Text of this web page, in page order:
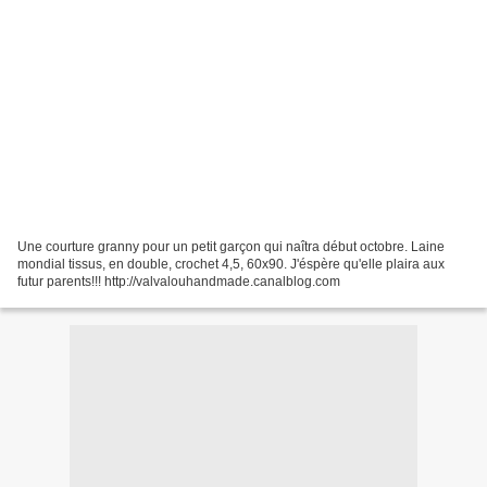
Une courture granny pour un petit garçon qui naîtra début octobre. Laine
mondial tissus, en double, crochet 4,5, 60x90. J'éspère qu'elle plaira aux
futur parents!!! http://valvalouhandmade.canalblog.com